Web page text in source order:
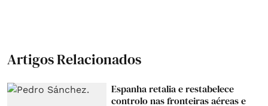
Artigos Relacionados
Espanha retalia e restabelece
controlo nas fronteiras aéreas e